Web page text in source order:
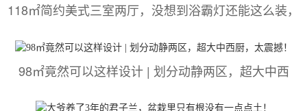
118㎡简约美式三室两厅，没想到浴霸灯还能这么装，
98㎡竟然可以这样设计 | 划分动静两区，超大中西